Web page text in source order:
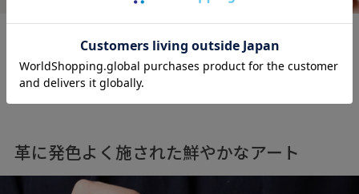
裏側に使用している革も、きめが細かく滑らかで、手に吸
い付くようなしっとりとした質感をおたのしみいただけ
ます。
革に発色よく施された鮮やかなアート